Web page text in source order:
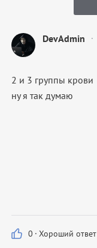
DevAdmin
2 и 3 группы крови
ну я так думаю
0 · Хороший ответ